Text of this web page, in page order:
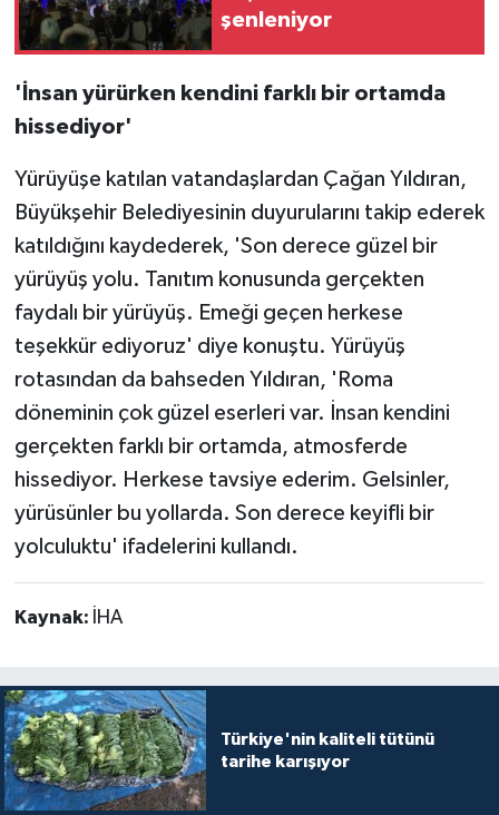
şenleniyor
'İnsan yürürken kendini farklı bir ortamda
hissediyor'
Yürüyüşe katılan vatandaşlardan Çağan Yıldıran,
Büyükşehir Belediyesinin duyurularını takip ederek
katıldığını kaydederek, 'Son derece güzel bir
yürüyüş yolu. Tanıtım konusunda gerçekten
faydalı bir yürüyüş. Emeği geçen herkese
teşekkür ediyoruz' diye konuştu. Yürüyüş
rotasından da bahseden Yıldıran, 'Roma
döneminin çok güzel eserleri var. İnsan kendini
gerçekten farklı bir ortamda, atmosferde
hissediyor. Herkese tavsiye ederim. Gelsinler,
yürüsünler bu yollarda. Son derece keyifli bir
yolculuktu' ifadelerini kullandı.
Kaynak: İHA
Türkiye'nin kaliteli tütünü
tarihe karışıyor